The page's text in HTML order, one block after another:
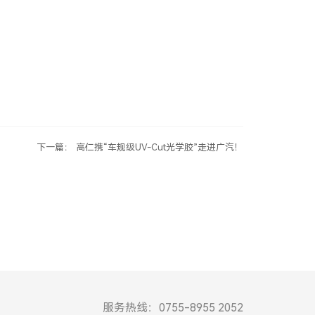
下一篇： 高仁携“车规级UV-Cut光学胶”走进广汽！
服务热线：0755-8955 2052